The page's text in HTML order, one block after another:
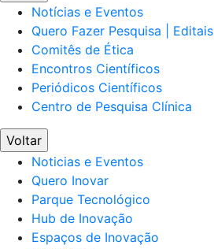
Notícias e Eventos
Quero Fazer Pesquisa | Editais
Comitês de Ética
Encontros Científicos
Periódicos Científicos
Centro de Pesquisa Clínica
Voltar
Noticias e Eventos
Quero Inovar
Parque Tecnológico
Hub de Inovação
Espaços de Inovação